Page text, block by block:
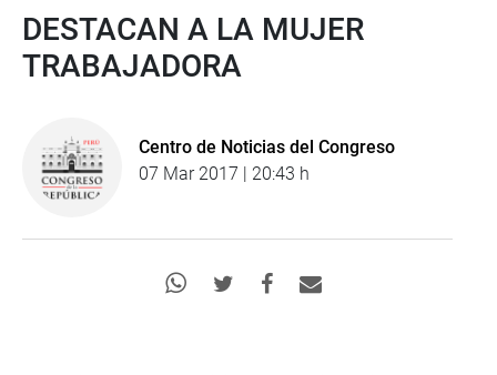
DESTACAN A LA MUJER
TRABAJADORA
Centro de Noticias del Congreso
07 Mar 2017 | 20:43 h